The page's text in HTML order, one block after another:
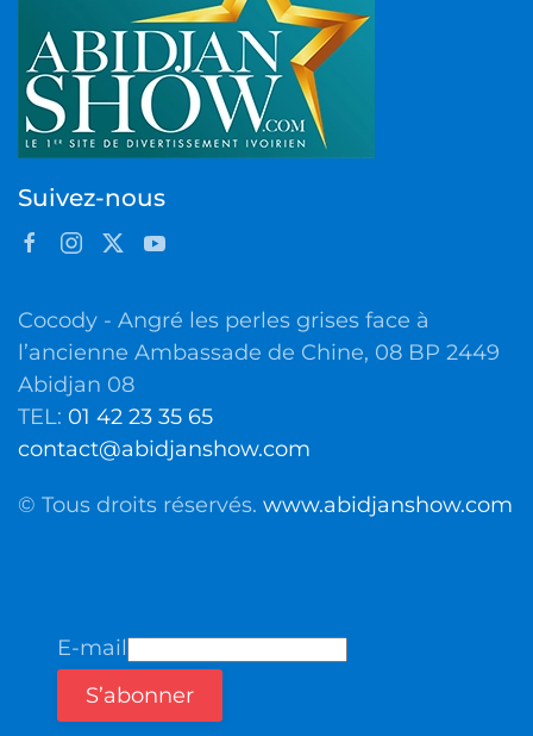
Suivez-nous
Cocody - Angré les perles grises face à
l’ancienne Ambassade de Chine, 08 BP 2449
Abidjan 08
TEL: 01 42 23 35 65
contact@abidjanshow.com
© Tous droits réservés. www.abidjanshow.com
E-mail
S’abonner